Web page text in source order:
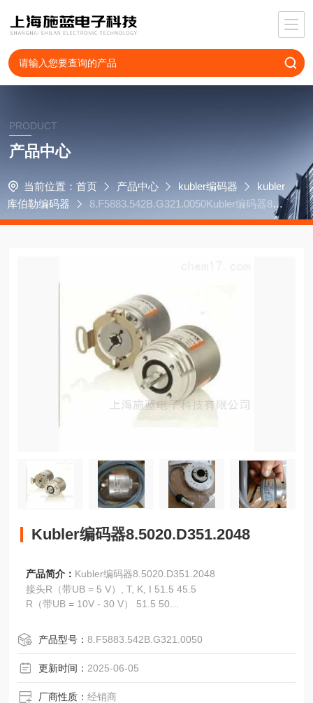
PRODUCT
产品中心
当前位置： 首页 产品中心 kubler编码器
kubler
库伯勒编码器
8.F5883.542B.G321.0050Kubler编码器8.5
020.D351.2048
Kubler编码器8.5020.D351.2048
产品简介： Kubler编码器8.5020.D351.2048
接头R（带UB = 5 V）, T, K, I 51.5 45.5
R（带UB = 10V - 30 V） 51.5 50
增量式实心轴:
版本:RI 58-0
脉冲:1-10000
法兰类型:K=夹紧法兰58 S=同步法兰:58 M=同步夹紧法兰:6
产品型号：8.F5883.542B.G321.0050
更新时间： 2025-06-05
厂商性质：经销商